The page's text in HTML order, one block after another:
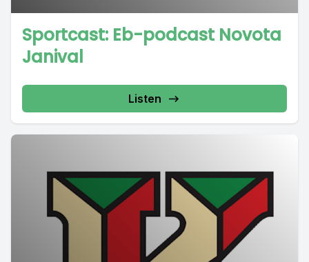
Sportcast: Eb-podcast Novota
Janival
Listen